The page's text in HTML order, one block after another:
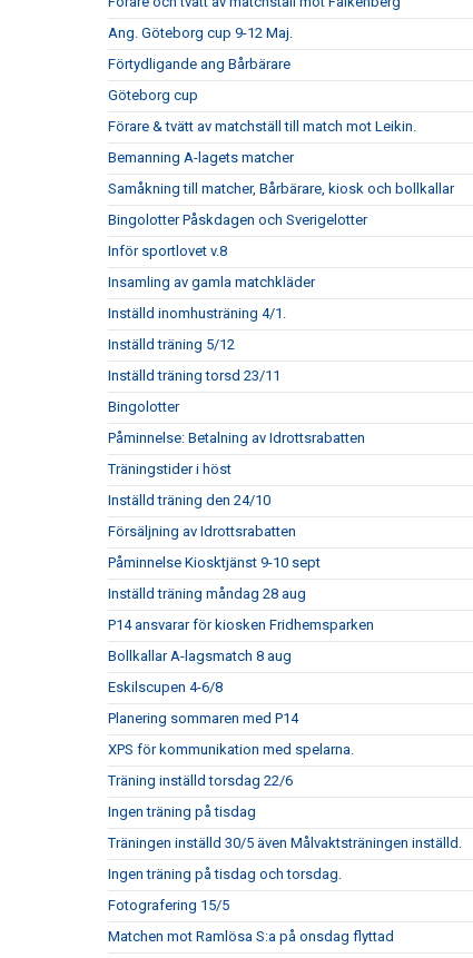
Ang. Göteborg cup 9-12 Maj.
Förtydligande ang Bårbärare
Göteborg cup
Förare & tvätt av matchställ till match mot Leikin.
Bemanning A-lagets matcher
Samåkning till matcher, Bårbärare, kiosk och bollkallar
Bingolotter Påskdagen och Sverigelotter
Inför sportlovet v.8
Insamling av gamla matchkläder
Inställd inomhusträning 4/1.
Inställd träning 5/12
Inställd träning torsd 23/11
Bingolotter
Påminnelse: Betalning av Idrottsrabatten
Träningstider i höst
Inställd träning den 24/10
Försäljning av Idrottsrabatten
Påminnelse Kiosktjänst 9-10 sept
Inställd träning måndag 28 aug
P14 ansvarar för kiosken Fridhemsparken
Bollkallar A-lagsmatch 8 aug
Eskilscupen 4-6/8
Planering sommaren med P14
XPS för kommunikation med spelarna.
Träning inställd torsdag 22/6
Ingen träning på tisdag
Träningen inställd 30/5 även Målvaktsträningen inställd.
Ingen träning på tisdag och torsdag.
Fotografering 15/5
Matchen mot Ramlösa S:a på onsdag flyttad